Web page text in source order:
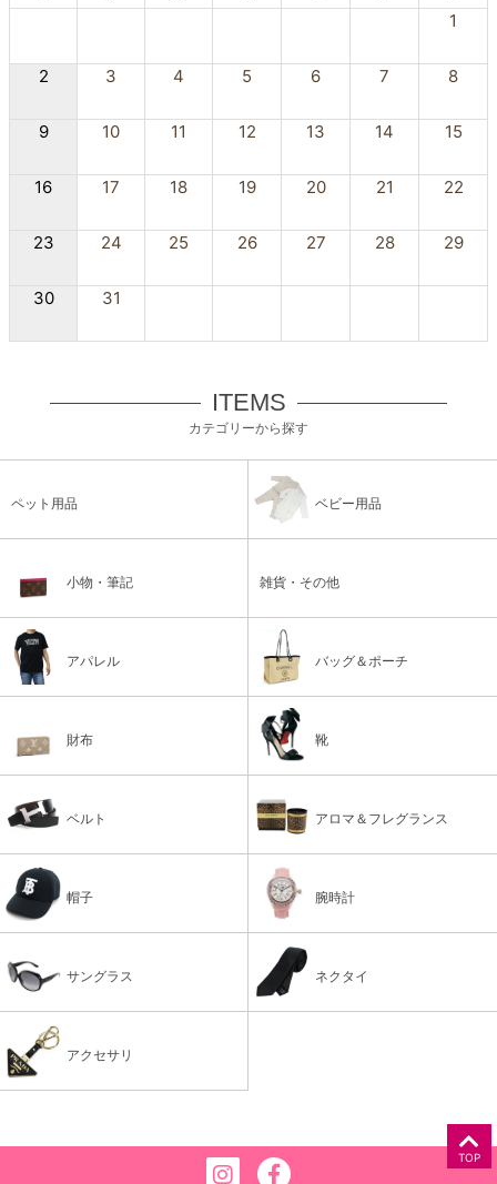
1
2 3 4 5 6 7 8
9 10 11 12 13 14 15
16 17 18 19 20 21 22
23 24 25 26 27 28 29
30 31
ITEMS
カテゴリーから探す
ペット用品 ベビー用品
小物・筆記 雑貨・その他
アパレル バッグ＆ポーチ
財布 靴
ベルト アロマ＆フレグランス
帽子 腕時計
サングラス ネクタイ
アクセサリ
TOP